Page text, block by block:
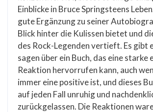
Einblicke in Bruce Springsteens
gute Ergänzung zu seiner
Blick hinter die Kulissen bietet und
des Rock-Legenden vertieft. Es gibt
sagen über ein Buch, das eine starke
Reaktion hervorrufen kann, auch
immer eine positive ist, und dieses
auf jeden Fall unruhig und
zurückgelassen. Die Reaktionen